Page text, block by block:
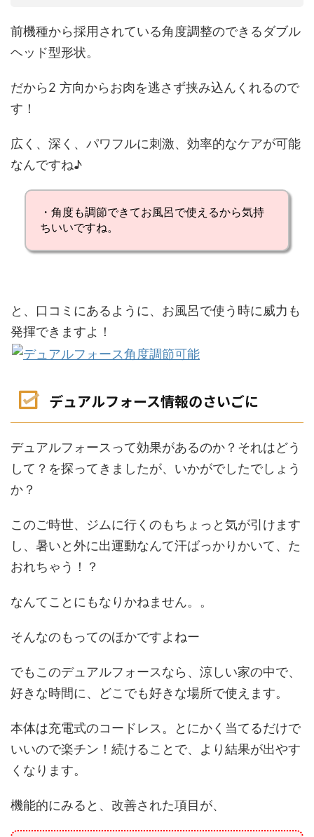
前機種から採用されている角度調整のできるダブル
ヘッド型形状。
だから2 方向からお肉を逃さず挟み込んくれるので
す！
広く、深く、パワフルに刺激、効率的なケアが可能
なんですね♪
・角度も調節できてお風呂で使えるから気持
ちいいですね。
と、口コミにあるように、お風呂で使う時に威力も
発揮できますよ！
デュアルフォース情報のさいごに
デュアルフォースって効果があるのか？それはどう
して？を探ってきましたが、いかがでしたでしょう
か？
このご時世、ジムに行くのもちょっと気が引けます
し、暑いと外に出運動なんて汗ばっかりかいて、た
おれちゃう！？
なんてことにもなりかねません。。
そんなのもってのほかですよねー
でもこのデュアルフォースなら、涼しい家の中で、
好きな時間に、どこでも好きな場所で使えます。
本体は充電式のコードレス 。とにかく 当てるだけで
いいので楽チン ！続けることで、より結果が出やす
くなります。
機能的にみると、改善された項目が、